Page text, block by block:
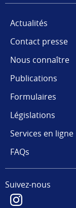
Actualités
Contact presse
Nous connaître
Publications
Formulaires
Législations
Services en ligne
FAQs
Suivez-nous